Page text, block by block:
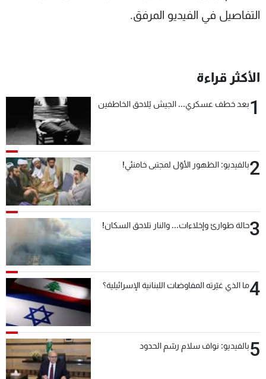
التفاصيل في الفيديو المرفق.
الأكثر قراءة
1بعد خطف عسكري... الجيش يُلاحق الخاطفين
2بالفيديو: الظهور الأوّل لمجتبى خامنئي!
3حالة طوارئ وإخلاءات... والنار تلاحق السكان!
4ما الذي غيّرته المفاوضات اللبنانية الإسرائيلية؟
5بالفيديو: نواف سلام رسّم الحدود